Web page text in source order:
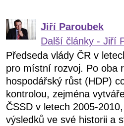
Jiří Paroubek
Další články - Jiří
Předseda vlády ČR v
pro místní rozvoj. Po oba
hospodářský růst (HDP)
kontrolou, zejména
ČSSD v letech 2005-
výsledků ve své historii a